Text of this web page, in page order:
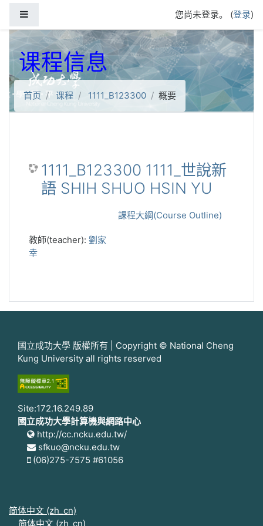
您尚未登录。 (登录)
课程信息
首页 课程 1111_B123300 概要
1111_B123300 1111_世說新
語 SHIH SHUO HSIN YU
課程大綱(Course Outline)
教師(teacher): 劉家
幸
國立成功大學 版權所有 | Copyright © National Cheng
Kung University all rights reserved
Site:172.16.249.89
國立成功大學計算機與網路中心
http://cc.ncku.edu.tw/
sfkuo@ncku.edu.tw
(06)275-7575 #61056
简体中文 ‎(zh_cn)‎
简体中文 ‎(zh_cn)‎